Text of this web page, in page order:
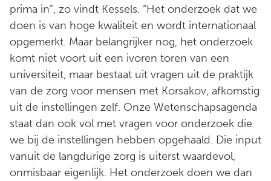
prima in”, zo vindt Kessels. “Het onderzoek dat we
doen is van hoge kwaliteit en wordt internationaal
opgemerkt. Maar belangrijker nog, het onderzoek
komt niet voort uit een ivoren toren van een
universiteit, maar bestaat uit vragen uit de praktijk
van de zorg voor mensen met Korsakov, afkomstig
uit de instellingen zelf. Onze Wetenschapsagenda
staat dan ook vol met vragen voor onderzoek die
we bij de instellingen hebben opgehaald. Die input
vanuit de langdurige zorg is uiterst waardevol,
onmisbaar eigenlijk. Het onderzoek doen we dan